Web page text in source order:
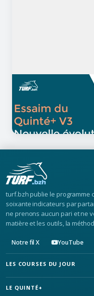
25/03/2026 18
L'Essaim du
foule du
turf.bzh publie le programme
soixante indicateurs par
ne prenons aucun pari et ne
matière et les outils, la
Notre fil X YouTube
LES COURSES DU JOUR
LE QUINTÉ+